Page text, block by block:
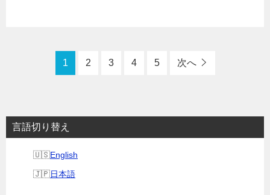
1 2 3 4 5 次へ
言語切り替え
English
日本語